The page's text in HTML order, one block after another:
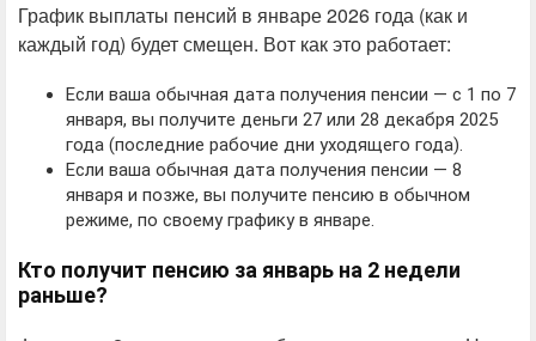
График выплаты пенсий в январе 2026 года (как и
каждый год) будет смещен. Вот как это работает:
Если ваша обычная дата получения пенсии — с 1 по 7
января, вы получите деньги 27 или 28 декабря 2025
года (последние рабочие дни уходящего года).
Если ваша обычная дата получения пенсии — 8
января и позже, вы получите пенсию в обычном
режиме, по своему графику в январе.
Кто получит пенсию за январь на 2 недели
раньше?